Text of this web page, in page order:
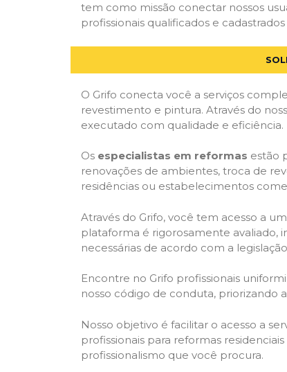
tem como missão conectar nossos
profissionais qualificados e
O Grifo conecta você a serviços
revestimento e pintura. Através do
executado com qualidade e eficiência.
Os especialistas em reformas estão
renovações de ambientes, troca de
residências ou estabelecimentos
Através do Grifo, você tem acesso a
plataforma é rigorosamente avaliado,
necessárias de acordo com a
Encontre no Grifo profissionais
nosso código de conduta, priorizando
Nosso objetivo é facilitar o acesso a
profissionais para reformas
profissionalismo que você procura.